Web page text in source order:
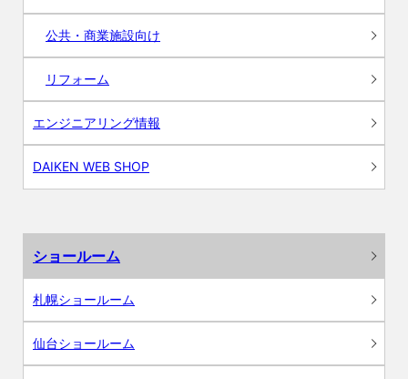
公共・商業施設向け
リフォーム
エンジニアリング情報
DAIKEN WEB SHOP
ショールーム
札幌ショールーム
仙台ショールーム